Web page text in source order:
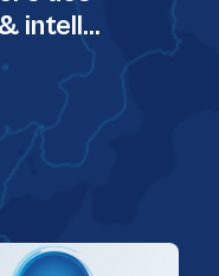
intell…